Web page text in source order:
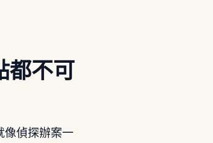
都不可
像偵探辦案一